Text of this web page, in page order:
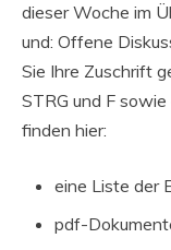
dieser Woche im
und: Offene
Sie Ihre Zuschrift
STRG und F
finden hier:
eine Liste der
pdf-